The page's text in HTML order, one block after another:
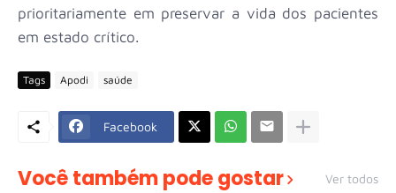
prioritariamente em preservar a vida dos pacientes
em estado crítico.
Tags Apodi saúde
Facebook
Você também pode gostar Ver todos